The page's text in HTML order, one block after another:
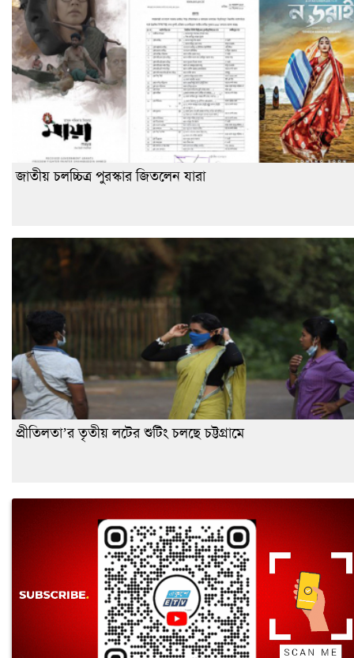
জাতীয় চলচ্চিত্র পুরস্কার জিতলেন যারা
প্রীতিলতা’র তৃতীয় লটের শুটিং চলছে চট্টগ্রামে